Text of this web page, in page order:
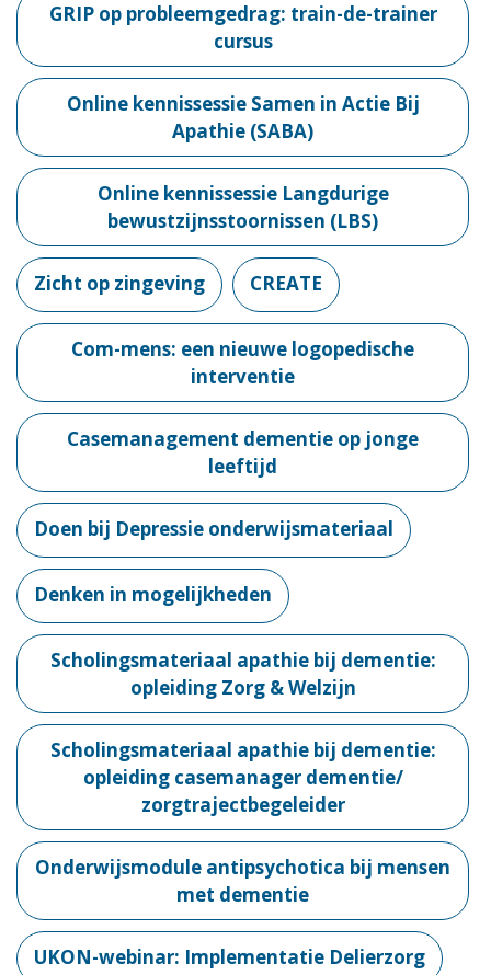
GRIP op probleemgedrag: train-de-trainer
cursus
Online kennissessie Samen in Actie Bij
Apathie (SABA)
Online kennissessie Langdurige
bewustzijnsstoornissen (LBS)
Zicht op zingeving CREATE
Com-mens: een nieuwe logopedische
interventie
Casemanagement dementie op jonge
leeftijd
Doen bij Depressie onderwijsmateriaal
Denken in mogelijkheden
Scholingsmateriaal apathie bij dementie:
opleiding Zorg & Welzijn
Scholingsmateriaal apathie bij dementie:
opleiding casemanager dementie/
zorgtrajectbegeleider
Onderwijsmodule antipsychotica bij mensen
met dementie
UKON-webinar: Implementatie Delierzorg